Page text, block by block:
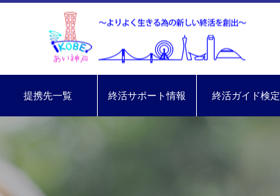
提携先一覧 終活サポート情報 終活ガイド検定